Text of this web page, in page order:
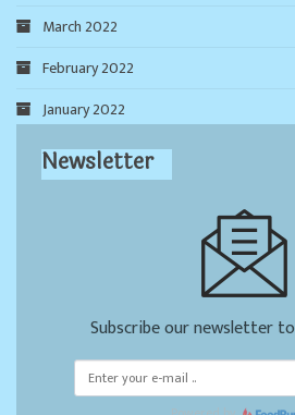
March 2022
February 2022
January 2022
Newsletter
Subscribe our newsletter